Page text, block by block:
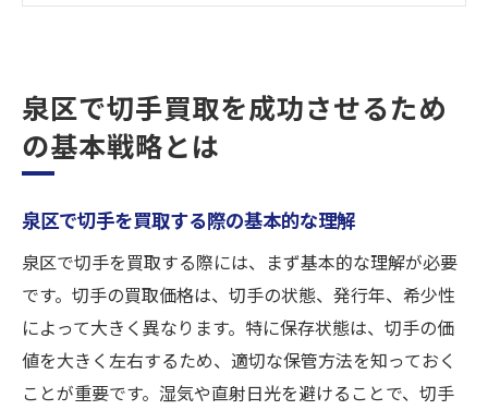
泉区での切手買取における一般的な落とし
穴
右する理由
市場動向が買取価格に与える影響の分析
季節による買取価格の変動要因
泉区での買取業者が注視するタイミング
泉区の切手市場のサイクルを理解する
泉区で切手買取を成功させるため
の基本戦略とは
泉区で切手を買取する際の基本的な理解
泉区で切手を買取する際には、まず基本的な理解が必要
です。切手の買取価格は、切手の状態、発行年、希少性
によって大きく異なります。特に保存状態は、切手の価
値を大きく左右するため、適切な保管方法を知っておく
ことが重要です。湿気や直射日光を避けることで、切手